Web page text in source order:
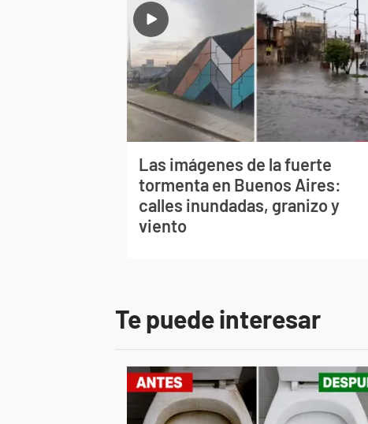
Las imágenes de la fuerte
tormenta en Buenos Aires:
calles inundadas, granizo y
viento
Te puede interesar